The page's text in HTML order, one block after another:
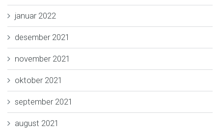
januar 2022
desember 2021
november 2021
oktober 2021
september 2021
august 2021